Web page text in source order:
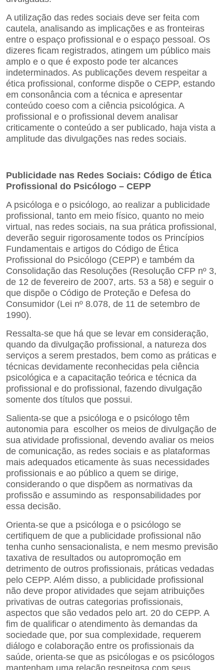
A utilização das redes sociais deve ser feita com
cautela, analisando as implicações e as fronteiras
entre o espaço profissional e o espaço pessoal. Os
dizeres ficam registrados, atingem um público mais
amplo e o que é exposto pode ter alcances
indeterminados. As publicações devem respeitar a
ética profissional, conforme dispõe o CEPP, estando
em consonância com a técnica e apresentar
conteúdo coeso com a ciência psicológica. A
profissional e o profissional devem analisar
criticamente o conteúdo a ser publicado, haja vista a
amplitude das divulgações nas redes sociais.
Publicidade nas Redes Sociais: Código de Ética
Profissional do Psicólogo – CEPP
A psicóloga e o psicólogo, ao realizar a publicidade
profissional, tanto em meio físico, quanto no meio
virtual, nas redes sociais, na sua prática profissional,
deverão seguir rigorosamente todos os Princípios
Fundamentais e artigos do Código de Ética
Profissional do Psicólogo (CEPP) e também da
Consolidação das Resoluções (Resolução CFP nº 3,
de 12 de fevereiro de 2007, arts. 53 a 58) e seguir o
que dispõe o Código de Proteção e Defesa do
Consumidor (Lei nº 8.078, de 11 de setembro de
1990).
Ressalta-se que há que se levar em consideração,
quando da divulgação profissional, a natureza dos
serviços a serem prestados, bem como as práticas e
técnicas devidamente reconhecidas pela ciência
psicológica e a capacitação teórica e técnica da
profissional e do profissional, fazendo divulgação
somente dos títulos que possui.
Salienta-se que a psicóloga e o psicólogo têm
autonomia para escolher os meios de divulgação de
sua atividade profissional, devendo avaliar os meios
de comunicação, as redes sociais e as plataformas
mais adequados eticamente às suas necessidades
profissionais e ao público a quem se dirige,
considerando o que dispõem as normativas da
profissão e assumindo as responsabilidades por
essa decisão.
Orienta-se que a psicóloga e o psicólogo se
certifiquem de que a publicidade profissional não
tenha cunho sensacionalista, e nem mesmo previsão
taxativa de resultados ou autopromoção em
detrimento de outros profissionais, práticas vedadas
pelo CEPP. Além disso, a publicidade profissional
não deve propor atividades que sejam atribuições
privativas de outras categorias profissionais,
aspectos que são vedados pelo art. 20 do CEPP. A
fim de qualificar o atendimento às demandas da
sociedade que, por sua complexidade, requerem
diálogo e colaboração entre os profissionais da
saúde, orienta-se que as psicólogas e os psicólogos
mantenham uma relação respeitosa com seus